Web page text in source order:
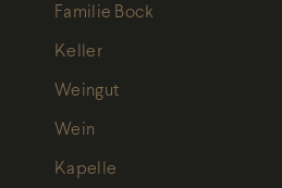
Familie Bock
Keller
Weingut
Wein
Kapelle